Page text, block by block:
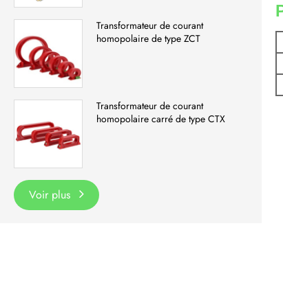
Transformateur de courant
homopolaire de type ZCT
Transformateur de courant
homopolaire carré de type CTX
Voir plus